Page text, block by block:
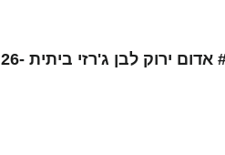
ילדים פורטוגל ברנדאו בפטיסטה #11 אדום ירוק לבן ג'רזי ביתית 26-